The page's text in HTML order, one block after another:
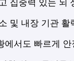
집중력 있는 뇌
및 내장 기관 활
에서도 빠르게 안